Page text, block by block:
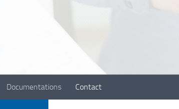
Documentations Contact